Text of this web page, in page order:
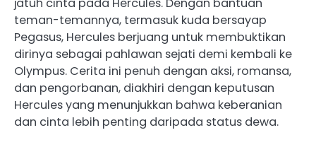
teman-temannya, termasuk kuda bersayap
Pegasus, Hercules berjuang untuk membuktikan
dirinya sebagai pahlawan sejati demi kembali ke
Olympus. Cerita ini penuh dengan aksi, romansa,
dan pengorbanan, diakhiri dengan keputusan
Hercules yang menunjukkan bahwa keberanian
dan cinta lebih penting daripada status dewa.